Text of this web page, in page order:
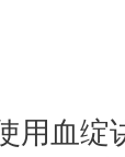
血绽